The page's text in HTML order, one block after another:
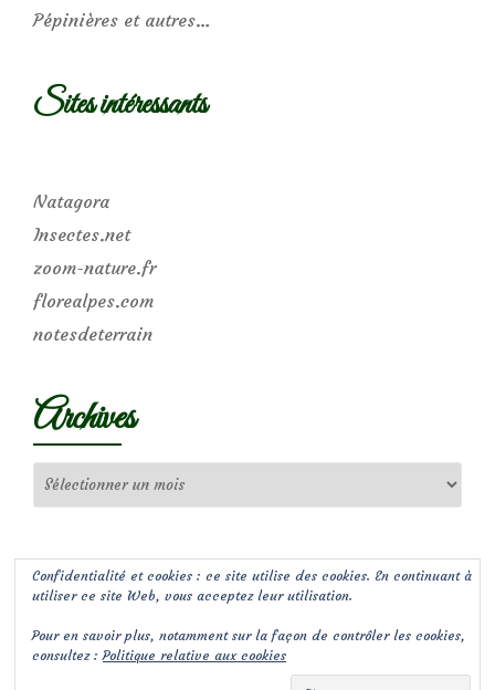
Pépinières et autres…
Sites intéressants
Natagora
Insectes.net
zoom-nature.fr
florealpes.com
notesdeterrain
Archives
Confidentialité et cookies : ce site utilise des cookies. En continuant à
utiliser ce site Web, vous acceptez leur utilisation.
Pour en savoir plus, notamment sur la façon de contrôler les cookies,
consultez :Politique relative aux cookies